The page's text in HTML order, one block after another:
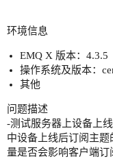
环境信息
EMQ X 版本：4.3.5
操作系统及版本：
其他
问题描述
-测试服务器上设备上
中设备上线后订阅主
量是否会影响客户端订